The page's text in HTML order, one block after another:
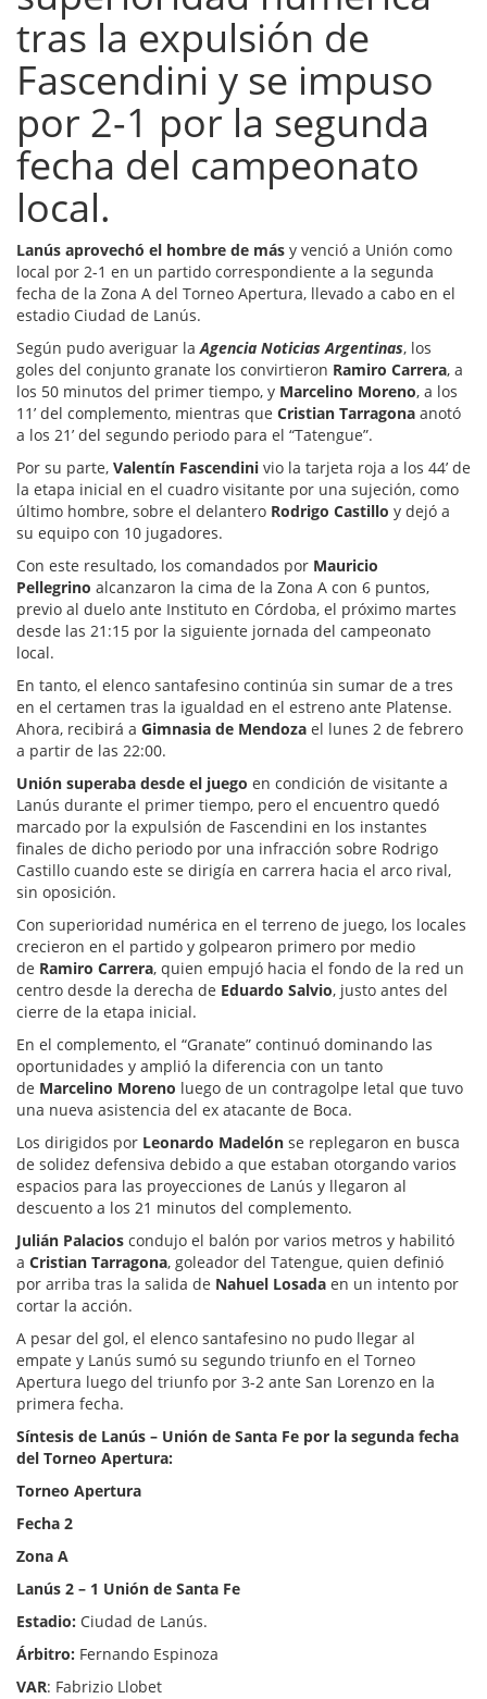
tras la expulsión de
Fascendini y se impuso
por 2-1 por la segunda
fecha del campeonato
local.
Lanús aprovechó el hombre de más y venció a Unión como
local por 2-1 en un partido correspondiente a la segunda
fecha de la Zona A del Torneo Apertura, llevado a cabo en el
estadio Ciudad de Lanús.
Según pudo averiguar laAgencia Noticias Argentinas, los
goles del conjunto granate los convirtieron Ramiro Carrera, a
los 50 minutos del primer tiempo, y Marcelino Moreno, a los
11’ del complemento, mientras que Cristian Tarragona anotó
a los 21’ del segundo periodo para el “Tatengue”.
Por su parte, Valentín Fascendini vio la tarjeta roja a los 44’ de
la etapa inicial en el cuadro visitante por una sujeción, como
último hombre, sobre el delantero Rodrigo Castillo y dejó a
su equipo con 10 jugadores.
Con este resultado, los comandados por Mauricio
Pellegrino alcanzaron la cima de la Zona A con 6 puntos,
previo al duelo ante Instituto en Córdoba, el próximo martes
desde las 21:15 por la siguiente jornada del campeonato
local.
En tanto, el elenco santafesino continúa sin sumar de a tres
en el certamen tras la igualdad en el estreno ante Platense.
Ahora, recibirá a Gimnasia de Mendoza el lunes 2 de febrero
a partir de las 22:00.
Unión superaba desde el juego en condición de visitante a
Lanús durante el primer tiempo, pero el encuentro quedó
marcado por la expulsión de Fascendini en los instantes
finales de dicho periodo por una infracción sobre Rodrigo
Castillo cuando este se dirigía en carrera hacia el arco rival,
sin oposición.
Con superioridad numérica en el terreno de juego, los locales
crecieron en el partido y golpearon primero por medio
de Ramiro Carrera, quien empujó hacia el fondo de la red un
centro desde la derecha de Eduardo Salvio, justo antes del
cierre de la etapa inicial.
En el complemento, el “Granate” continuó dominando las
oportunidades y amplió la diferencia con un tanto
de Marcelino Moreno luego de un contragolpe letal que tuvo
una nueva asistencia del ex atacante de Boca.
Los dirigidos por Leonardo Madelón se replegaron en busca
de solidez defensiva debido a que estaban otorgando varios
espacios para las proyecciones de Lanús y llegaron al
descuento a los 21 minutos del complemento.
Julián Palacios condujo el balón por varios metros y habilitó
a Cristian Tarragona, goleador del Tatengue, quien definió
por arriba tras la salida de Nahuel Losada en un intento por
cortar la acción.
A pesar del gol, el elenco santafesino no pudo llegar al
empate y Lanús sumó su segundo triunfo en el Torneo
Apertura luego del triunfo por 3-2 ante San Lorenzo en la
primera fecha.
Síntesis de Lanús – Unión de Santa Fe por la segunda fecha
del Torneo Apertura:
Torneo Apertura
Fecha 2
Zona A
Lanús 2 – 1 Unión de Santa Fe
Estadio: Ciudad de Lanús.
Árbitro: Fernando Espinoza
VAR: Fabrizio Llobet